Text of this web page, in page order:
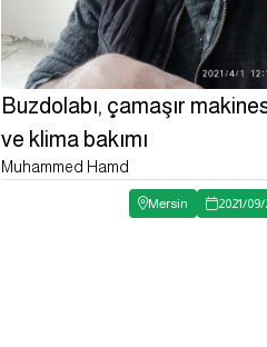
Buzdolabı, çamaşır
ve klima bakımı
Muhammed Hamd
Mersin 2021/09/